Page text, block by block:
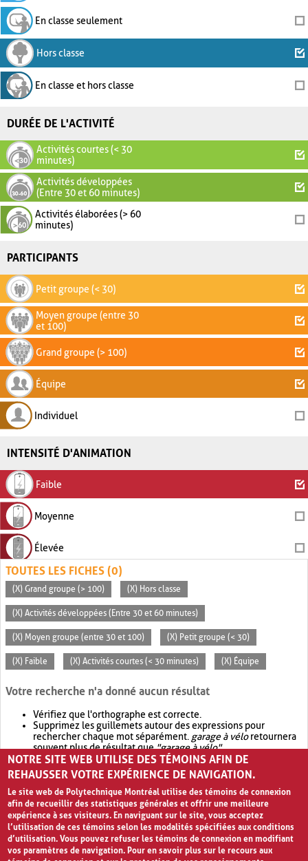
En classe seulement
Hors classe
En classe et hors classe
DURÉE DE L'ACTIVITÉ
Activités courtes (< 30
minutes)
Activités développées
(Entre 30 et 60 minutes)
Activités élaborées (> 60
minutes)
PARTICIPANTS
Petit groupe (< 30)
Moyen groupe (entre 30
et 100)
Grand groupe (> 100)
Équipe
Individuel
INTENSITÉ D'ANIMATION
Faible
Moyenne
Élevée
TOUTES LES FICHES (0)
(X) Grand groupe (> 100) (X) Hors classe
(X) Activités développées (Entre 30 et 60 minutes)
(X) Moyen groupe (entre 30 et 100) (X) Petit groupe (< 30)
(X) Faible (X) Activités courtes (< 30 minutes) (X) Équipe
Votre recherche n'a donné aucun résultat
Vérifiez que l'orthographe est correcte.
Supprimez les guillemets autour des expressions pour
rechercher chaque mot séparément. garage à véloretournera
souvent plus de résultat que"garage à vélo".
Envisagez d'élargir votre recherche avec OR.garage OR vélo
retournera souvent plus de résultat quegarage à vélo
NOTRE SITE WEB UTILISE DES TÉMOINS AFIN DE
REHAUSSER VOTRE EXPÉRIENCE DE NAVIGATION.
Le site web de Polytechnique Montréal utilise des témoins de connexion
afin de recueillir des statistiques générales et offrir une meilleure
expérience à ses visiteurs. En naviguant sur le site, vous acceptez
l’utilisation de ces témoins selon les modalités spécifiées aux conditions
d’utilisation. Vous pouvez refuser les témoins de connexion en modifiant
vos paramètres de navigation. Pour en savoir plus sur le recours aux